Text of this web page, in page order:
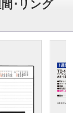
･リング